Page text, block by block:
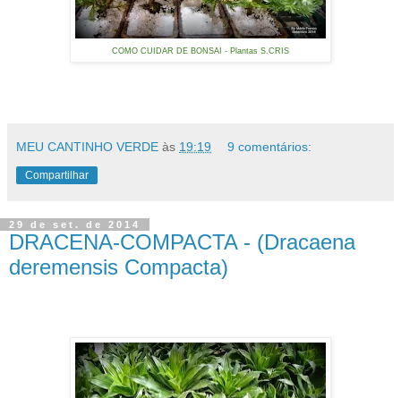
COMO CUIDAR DE BONSAI - Plantas S.CRIS
MEU CANTINHO VERDE às 19:19 9 comentários:
Compartilhar
29 de set. de 2014
DRACENA-COMPACTA - (Dracaena
deremensis Compacta)